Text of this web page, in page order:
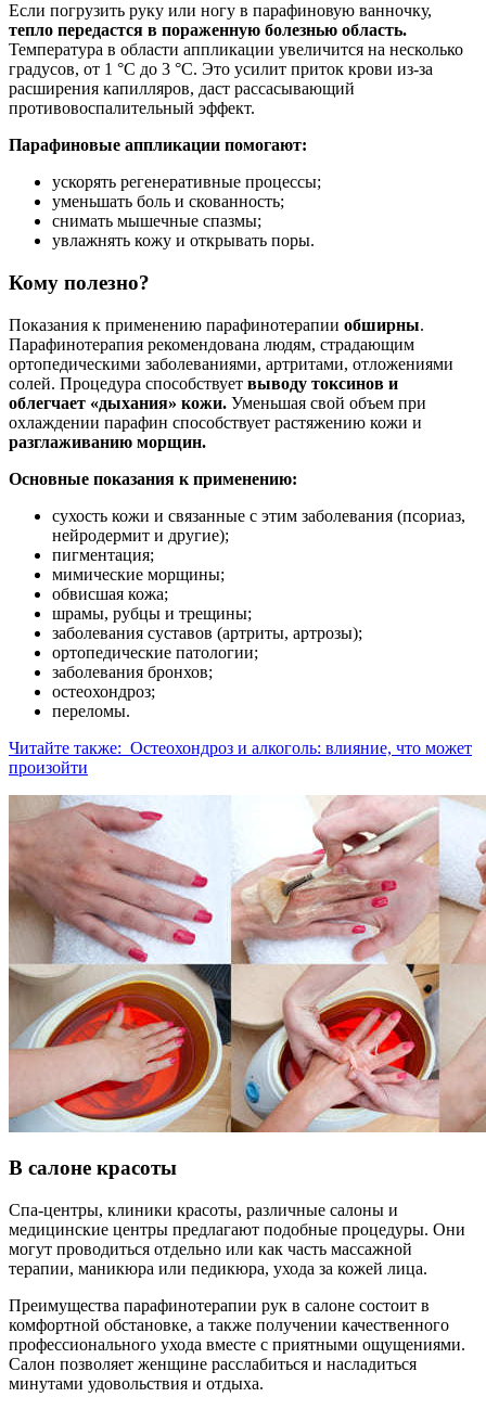
Если погрузить руку или ногу в парафиновую ванночку,
тепло передастся в пораженную болезнью область.
Температура в области аппликации увеличится на несколько
градусов, от 1 °C до 3 °C. Это усилит приток крови из-за
расширения капилляров, даст рассасывающий
противовоспалительный эффект.
Парафиновые аппликации помогают:
ускорять регенеративные процессы;
уменьшать боль и скованность;
снимать мышечные спазмы;
увлажнять кожу и открывать поры.
Кому полезно?
Показания к применению парафинотерапии обширны.
Парафинотерапия рекомендована людям, страдающим
ортопедическими заболеваниями, артритами, отложениями
солей. Процедура способствует выводу токсинов и
облегчает «дыхания» кожи. Уменьшая свой объем при
охлаждении парафин способствует растяжению кожи и
разглаживанию морщин.
Основные показания к применению:
сухость кожи и связанные с этим заболевания (псориаз,
нейродермит и другие);
пигментация;
мимические морщины;
обвисшая кожа;
шрамы, рубцы и трещины;
заболевания суставов (артриты, артрозы);
ортопедические патологии;
заболевания бронхов;
остеохондроз;
переломы.
Читайте также: Остеохондроз и алкоголь: влияние, что может
произойти
В салоне красоты
Спа-центры, клиники красоты, различные салоны и
медицинские центры предлагают подобные процедуры. Они
могут проводиться отдельно или как часть массажной
терапии, маникюра или педикюра, ухода за кожей лица.
Преимущества парафинотерапии рук в салоне состоит в
комфортной обстановке, а также получении качественного
профессионального ухода вместе с приятными ощущениями.
Салон позволяет женщине расслабиться и насладиться
минутами удовольствия и отдыха.